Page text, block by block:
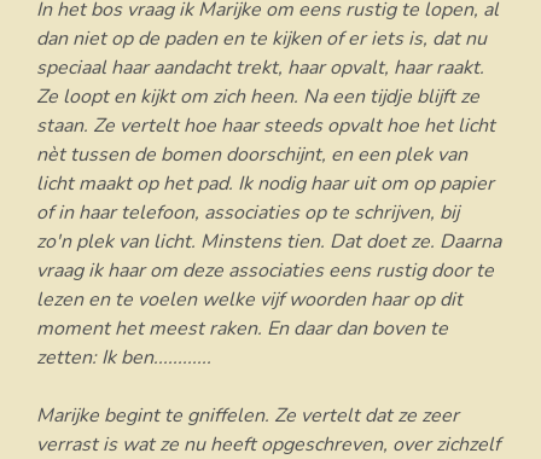
In het bos vraag ik Marijke om eens rustig te lopen, al
dan niet op de paden en te kijken of er iets is, dat nu
speciaal haar aandacht trekt, haar opvalt, haar raakt.
Ze loopt en kijkt om zich heen. Na een tijdje blijft ze
staan. Ze vertelt hoe haar steeds opvalt hoe het licht
nèt tussen de bomen doorschijnt, en een plek van
licht maakt op het pad. Ik nodig haar uit om op papier
of in haar telefoon, associaties op te schrijven, bij
zo'n plek van licht. Minstens tien. Dat doet ze. Daarna
vraag ik haar om deze associaties eens rustig door te
lezen en te voelen welke vijf woorden haar op dit
moment het meest raken. En daar dan boven te
zetten: Ik ben............
Marijke begint te gniffelen. Ze vertelt dat ze zeer
verrast is wat ze nu heeft opgeschreven, over zichzelf